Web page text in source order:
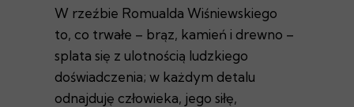
W rzeźbie Romualda Wiśniewskiego
to, co trwałe – brąz, kamień i drewno –
splata się z ulotnością ludzkiego
doświadczenia; w każdym detalu
odnajduję człowieka, jego siłę,